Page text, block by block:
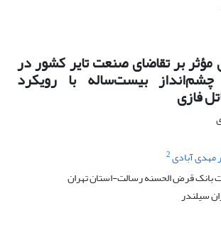
مؤثر بر تقاضای صنعت تایر کشور در
بیست‌ساله با رویکرد
فازی
مهدی آبادی2
بانک قرض الحسنه رسالت-استان تهران
سیلندر